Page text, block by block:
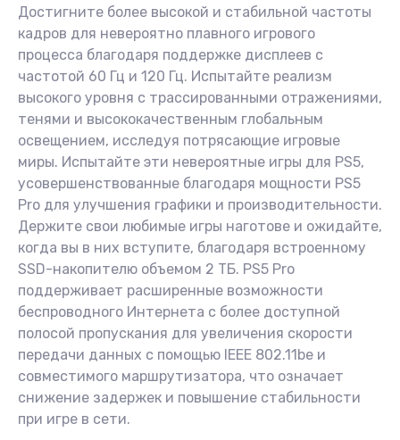
Достигните более высокой и стабильной частоты
кадров для невероятно плавного игрового
процесса благодаря поддержке дисплеев с
частотой 60 Гц и 120 Гц. Испытайте реализм
высокого уровня с трассированными отражениями,
тенями и высококачественным глобальным
освещением, исследуя потрясающие игровые
миры. Испытайте эти невероятные игры для PS5,
усовершенствованные благодаря мощности PS5
Pro для улучшения графики и производительности.
Держите свои любимые игры наготове и ожидайте,
когда вы в них вступите, благодаря встроенному
SSD-накопителю объемом 2 ТБ. PS5 Pro
поддерживает расширенные возможности
беспроводного Интернета с более доступной
полосой пропускания для увеличения скорости
передачи данных с помощью IEEE 802.11be и
совместимого маршрутизатора, что означает
снижение задержек и повышение стабильности
при игре в сети.